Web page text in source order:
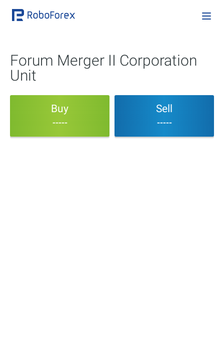
Forum Merger II Corporation
Unit
Buy
-----
Sell
-----